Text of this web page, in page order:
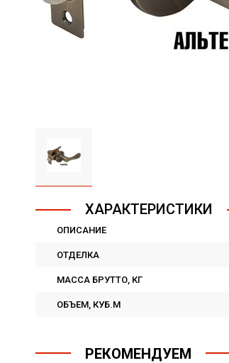
ХАРАКТЕРИСТИКИ
ОПИСАНИЕ
ОТДЕЛКА
МАССА БРУТТО, КГ
ОБЪЕМ, КУБ.М
РЕКОМЕНДУЕМ